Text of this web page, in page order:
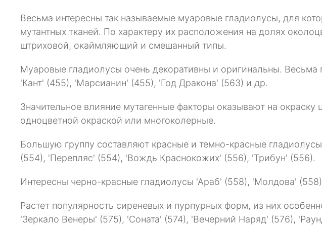
Весьма интересны так называемые муаровые гладиолусы, для
мутантных тканей. По характеру их расположения на долях
штриховой, окаймляющий и смешанный типы.
Муаровые гладиолусы очень декоративны и оригинальны.
'Кант' (455), 'Марсианин' (455), 'Год Дракона' (563) и др.
Значительное влияние мутагенные факторы оказывают на
одноцветной окраской или многоколерные.
Большую группу составляют красные и темно-красные
(554), 'Перепляс' (554), 'Вождь Краснокожих' (556), 'Трибун' (556).
Интересны черно-красные гладиолусы 'Араб' (558), 'Молдова'
Растет популярность сиреневых и пурпурных форм, из них
'Зеркало Венеры' (575), 'Соната' (574), 'Вечерний Наряд' (576),